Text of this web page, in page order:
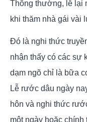
Thông thường, lễ lại
khi thăm nhà gái vài
Đó là nghi thức
nhận thấy có các sự
dạm ngõ chỉ là bữa
Lễ rước dâu ngày
hôn và nghi thức
một ngày hoặc